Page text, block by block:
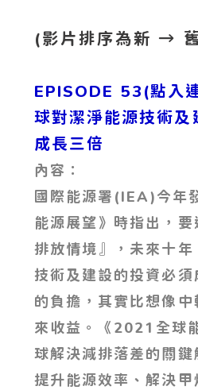
(影片排序為新 →
EPISODE 53(點入
球對潔淨能源技術及
成長三倍
內容
國際能源署(IEA)今年
能源展望》時指出，
排放情境』，未來十
技術及建設的投資必須
的負擔，其實比想像
來收益。《2021全球
球解決減排落差的關鍵
提升能源效率、解決甲